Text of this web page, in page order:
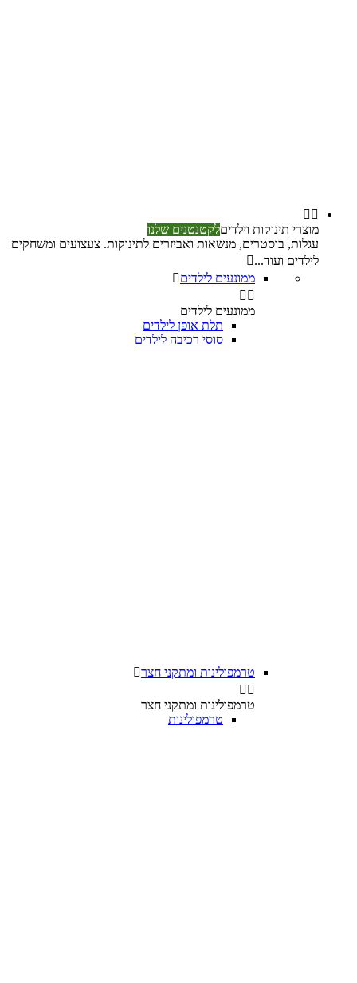
 
מוצרי תינוקות וילדיםלקטנטנים שלנו
עגלות, בוסטרים, מנשאות ואביזרים לתינוקות. צעצועים ומשחקים
לילדים ועוד...
ממונעים לילדים
 
ממונעים לילדים
תלת אופן לילדים
סוסי רכיבה לילדים
טרמפולינות ומתקני חצר
 
טרמפולינות ומתקני חצר
טרמפולינות